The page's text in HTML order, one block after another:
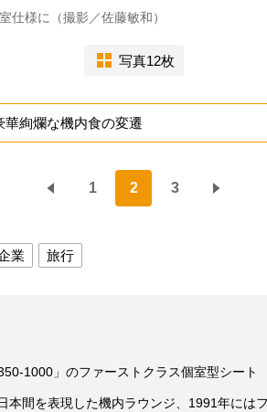
仕様に（撮影／佐藤敏和）
写真12枚
絢爛な機内食の変遷
1 2 3
業 旅行
1000」のファーストクラス個室型シート
本間を表現した機内ラウンジ、1991年には